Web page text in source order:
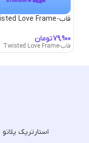
قاب-Twisted Love Frame
تومان
قاب-Twisted Love Frame
استارترپک پلاتو